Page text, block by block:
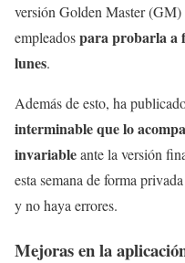
versión Golden Master (GM)
empleadospara probarla a
lunes.
Además de esto, ha
interminable que lo
invariableante la versión
esta semana de forma
y no haya errores.
Mejoras en la